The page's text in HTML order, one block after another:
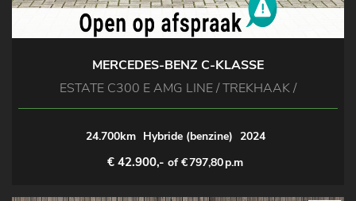
MERCEDES-BENZ C-KLASSE
ESTATE C300 E AMG LINE / TREKHAAK /
24.700km Hybride (benzine) 2024
€ 42.900,- of €797,80p.m